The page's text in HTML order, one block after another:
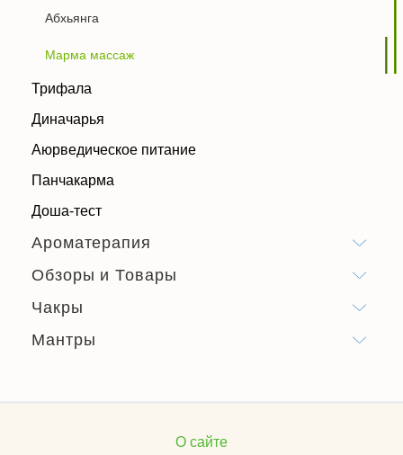
Абхьянга
Марма массаж
Трифала
Диначарья
Аюрведическое питание
Панчакарма
Доша-тест
Ароматерапия
Обзоры и Товары
Чакры
Мантры
О сайте